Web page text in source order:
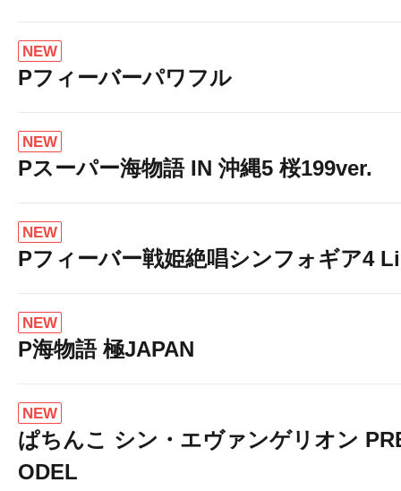
NEW
Pフィーバーパワフル
NEW
Pスーパー海物語 IN 沖縄5 桜199ver.
NEW
Pフィーバー戦姫絶唱シンフォギア4
NEW
P海物語 極JAPAN
NEW
ぱちんこ シン・エヴァンゲリオン
ODEL